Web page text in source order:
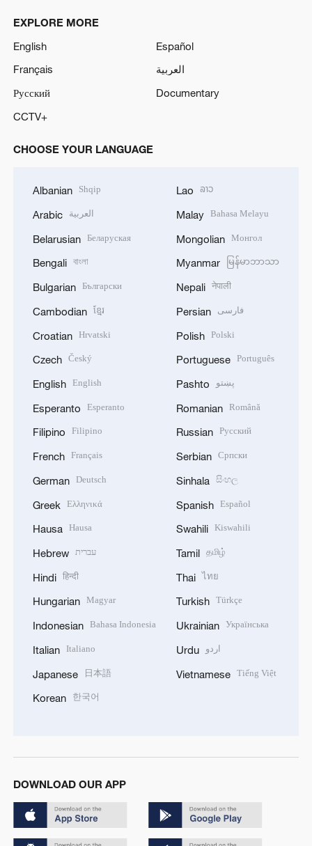
EXPLORE MORE
English
Español
Français
العربية
Русский
Documentary
CCTV+
CHOOSE YOUR LANGUAGE
Albanian Shqip
Arabic العربية
Belarusian Беларуская
Bengali বাংলা
Bulgarian Български
Cambodian ខ្មែរ
Croatian Hrvatski
Czech Český
English English
Esperanto Esperanto
Filipino Filipino
French Français
German Deutsch
Greek Ελληνικά
Hausa Hausa
Hebrew עברית
Hindi हिन्दी
Hungarian Magyar
Indonesian Bahasa Indonesia
Italian Italiano
Japanese 日本語
Korean 한국어
Lao ລາວ
Malay Bahasa Melayu
Mongolian Монгол
Myanmar မြန်မာဘာသာ
Nepali नेपाली
Persian فارسی
Polish Polski
Portuguese Português
Pashto پښتو
Romanian Română
Russian Русский
Serbian Српски
Sinhala සිංහල
Spanish Español
Swahili Kiswahili
Tamil தமிழ்
Thai ไทย
Turkish Türkçe
Ukrainian Українська
Urdu اردو
Vietnamese Tiếng Việt
DOWNLOAD OUR APP